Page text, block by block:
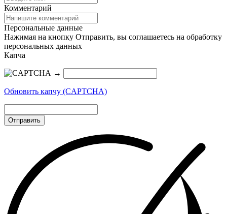
Комментарий
Персональные данные
Нажимая на кнопку Отправить, вы соглашаетесь на обработку
персональных данных
Капча
→
Обновить капчу (CAPTCHA)
Отправить